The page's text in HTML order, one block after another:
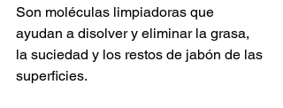
Son moléculas limpiadoras que
ayudan a disolver y eliminar la grasa,
la suciedad y los restos de jabón de las
superficies.